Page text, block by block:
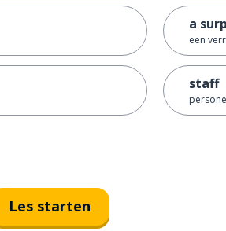
a
een
staff
Les starten